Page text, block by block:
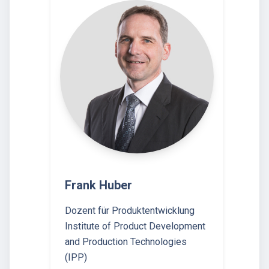
Frank Huber
Dozent für Produktentwicklung
Institute of Product Development
and Production Technologies
(IPP)